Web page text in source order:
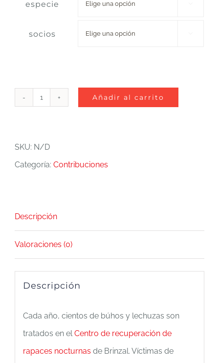
desde
especie
socios
Apadrina
Añadir al carrito
SKU: N/D
Categoría: Contribuciones
Descripción
Valoraciones (0)
Descripción
Cada año, cientos de búhos y lechuzas son
tratados en elCentro de recuperación de
rapaces nocturnas de Brinzal. Víctimas de